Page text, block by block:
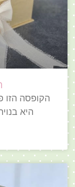
הקופסה הזו
היא